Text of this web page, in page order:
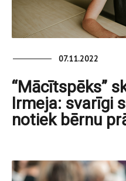
07.11.2022
“Mācītspēks”
Irmeja: svarīgi
notiek bērnu